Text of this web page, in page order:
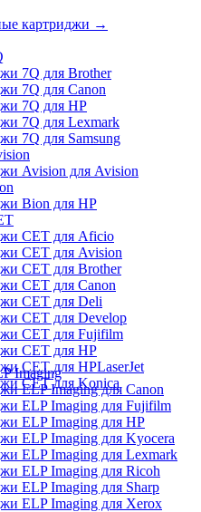
картриджи →
7Q для Brother
7Q для Canon
7Q для HP
7Q для Lexmark
7Q для Samsung
Avision для Avision
Bion для HP
CET для Aficio
CET для Avision
CET для Brother
CET для Canon
CET для Deli
CET для Develop
CET для Fujifilm
CET для HP
CET для HPLaserJet
CET для Konica
Imaging
ELP Imaging для Canon
ELP Imaging для Fujifilm
ELP Imaging для HP
ELP Imaging для Kyocera
ELP Imaging для Lexmark
ELP Imaging для Ricoh
ELP Imaging для Sharp
ELP Imaging для Xerox